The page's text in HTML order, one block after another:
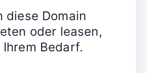
diese Domain
oder leasen,
Bedarf.